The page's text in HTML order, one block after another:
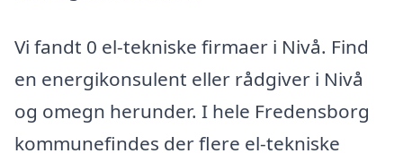
Vi fandt 0 el-tekniske firmaer i Nivå. Find
en energikonsulent eller rådgiver i Nivå
og omegn herunder. I hele Fredensborg
kommunefindes der flere el-tekniske